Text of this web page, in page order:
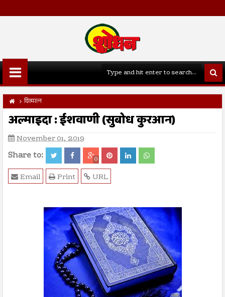
दिव्यरत्न
अल्माइदा : ईशवाणी (सुबोध कुरआन)
November 01, 2019
Share to: 0
URL
Print
Email